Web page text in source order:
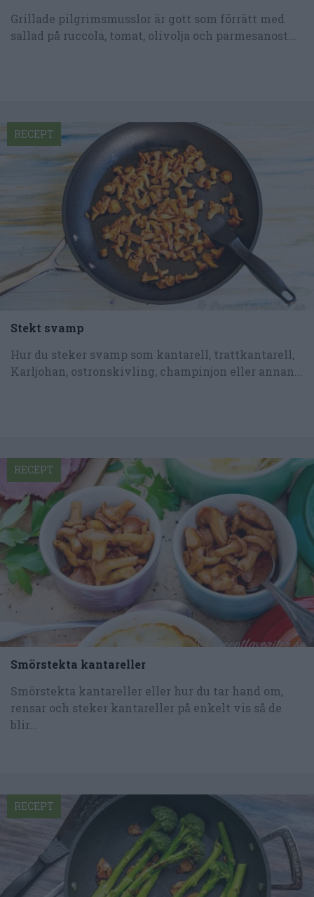
Grillade pilgrimsmusslor är gott som förrätt med
sallad på ruccola, tomat, olivolja och parmesanost...
Stekt svamp
Hur du steker svamp som kantarell, trattkantarell,
Karljohan, ostronskivling, champinjon eller annan...
RECEPT
Smörstekta kantareller
Smörstekta kantareller eller hur du tar hand om,
rensar och steker kantareller på enkelt vis så de
blir...
RECEPT
RECEPT